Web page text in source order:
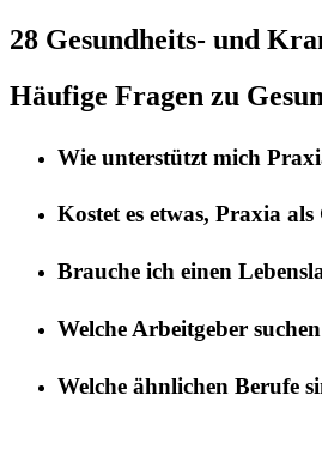
28 Gesundheits- und
Häufige Fragen zu
Wie unterstützt mich
Kostet es etwas, Praxia als
Brauche ich einen
Welche Arbeitgeber
Welche ähnlichen Berufe